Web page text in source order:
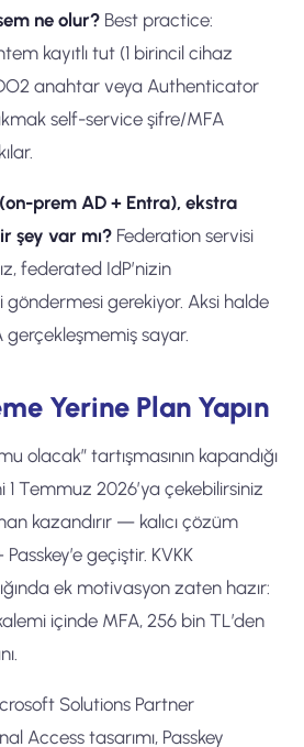
ne olur? Best practice:
kayıtlı tut (1 birincil cihaz
anahtar veya Authenticator
self-service şifre/MFA
prem AD + Entra), ekstra
şey var mı? Federation servisi
federated IdP’nizin
göndermesi gerekiyor. Aksi halde
sayar.
Yerine Plan Yapın
olacak” tartışmasının kapandığı
1 Temmuz 2026’ya çekebilirsiniz
kazandırır — kalıcı çözüm
geçiştir. KVKK
ek motivasyon zaten hazır:
içinde MFA, 256 bin TL’den
Solutions Partner
Access tasarımı, Passkey